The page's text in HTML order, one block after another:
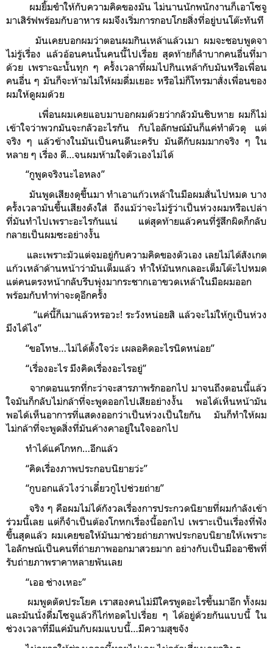
ผมยิ้มขำให้กับความคิดของมัน ไม่นานนักพนักงานก็เอาโซจู
มาเสิร์ฟพร้อมกับอาหาร ผมจึงเริ่มการกอบโกยสิ่งที่อยู่บนโต๊ะทันที
มันเคยบอกผมว่าตอนผมกินเหล้าแล้วเมา ผมจะชอบพูดจา
ไม่รู้เรื่อง แล้วอ้อนคนนั้นคนนี้ไปเรื่อย สุดท้ายก็ลำบากคนอื่นที่มา
ด้วย เพราะฉะนั้นทุก ๆ ครั้งเวลาที่ผมไปกินเหล้ากับมันหรือเพื่อน
คนอื่น ๆ มันก็จะห้ามไม่ให้ผมดื่มเยอะ หรือไม่ก็โทรมาสั่งเพื่อนของ
ผมให้ดูผมด้วย
เพื่อนผมเคยแอบมาบอกผมด้วยว่ากลัวมันชิบหาย ผมก็ไม่
เข้าใจว่าพวกมันจะกลัวอะไรกัน กับไอลักษณ์มันก็แค่ทำตัวดุ แต่
จริง ๆ แล้วข้างในมันเป็นคนดีนะครับ มันดีกับผมมากจริง ๆ ใน
หลาย ๆ เรื่อง ดี…จนผมห้ามใจตัวเองไม่ได้
“กูพูดจริงนะไอหลง”
มันพูดเสียงดุขึ้นมา ทำเอาแก้วเหล้าในมือผมสั่นไปหมด บาง
ครั้งเวลามันขึ้นเสียงดังใส่ ถึงแม้ว่าจะไม่รู้ว่าเป็นห่วงผมหรือเปล่า
ที่มันทำไปเพราะอะไรกันแน่ แต่สุดท้ายแล้วคนที่รู้สึกผิดก็กลับ
กลายเป็นผมซะอย่างงั้น
และเพราะมัวแต่จมอยู่กับความคิดของตัวเอง เลยไม่ได้สังเกต
แก้วเหล้าด้านหน้าว่ามันเต็มแล้ว ทำให้มันหกเลอะเต็มโต๊ะไปหมด
แต่คนตรงหน้ากลับรีบพุ่งมากระชากเอาขวดเหล้าในมือผมออก
พร้อมกับทำท่าจะดุอีกครั้ง
“แค่นี้ก็เมาแล้วหรอวะ! ระวังหน่อยสิ แล้วจะไม่ให้กูเป็นห่วง
มึงได้ไง”
“ขอโทษ…ไม่ได้ตั้งใจว่ะ เผลอคิดอะไรนิดหน่อย”
“เรื่องอะไร มึงคิดเรื่องอะไรอยู่”
จากตอนแรกที่กะว่าจะสารภาพรักออกไป มาจนถึงตอนนี้แล้ว
ใจมันก็กลับไม่กล้าที่จะพูดออกไปเสียอย่างงั้น พอได้เห็นหน้ามัน
พอได้เห็นอาการที่แสดงออกว่าเป็นห่วงเป็นใยกัน มันก็ทำให้ผม
ไม่กล้าที่จะพูดสิ่งที่มันค้างคาอยู่ในใจออกไป
ทำได้แค่โกหก…อีกแล้ว
“คิดเรื่องภาพประกอบนิยายว่ะ”
“กูบอกแล้วไงว่าเดี๋ยวกูไปช่วยถ่าย”
จริง ๆ คือผมไม่ได้กังวลเรื่องการประกวดนิยายที่ผมกำลังเข้า
ร่วมนี้เลย แต่ก็จำเป็นต้องโกหกเรื่องนี้ออกไป เพราะเป็นเรื่องที่ฟัง
ขึ้นสุดแล้ว ผมเคยขอให้มันมาช่วยถ่ายภาพประกอบนิยายให้เพราะ
ไอลักษณ์เป็นคนที่ถ่ายภาพออกมาสวยมาก อย่างกับเป็นมืออาชีพที่
รับถ่ายภาพราคาหลายพันเลย
“เออ ช่างเหอะ”
ผมพูดตัดประโยค เราสองคนไม่มีใครพูดอะไรขึ้นมาอีก ทั้งผม
และมันนั่งดื่มโซจูแล้วก็ไก่ทอดไปเรื่อย ๆ ได้อยู่ด้วยกันแบบนี้ ใน
ช่วงเวลาที่มีแค่มันกับผมแบบนี้…มีความสุขจัง